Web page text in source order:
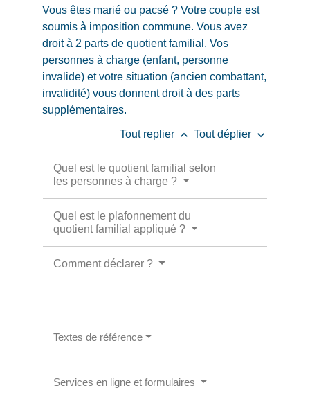
Vous êtes marié ou pacsé ? Votre couple est
soumis à imposition commune. Vous avez
droit à 2 parts dequotient familial . Vos
personnes à charge (enfant, personne
invalide) et votre situation (ancien combattant,
invalidité) vous donnent droit à des parts
supplémentaires.
Tout replier keyboard_arrow_up Tout déplier keyboard_arrow_down
Quel est le quotient familial selon
les personnes à charge ?
Quel est le plafonnement du
quotient familial appliqué ?
Comment déclarer ?
Textes de référence
Services en ligne et formulaires